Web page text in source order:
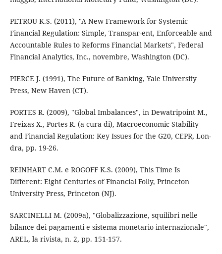
PETROU K.S. (2011), "A New Framework for Systemic
Financial Regulation: Simple, Transpar-ent, Enforceable and
Accountable Rules to Reforms Financial Markets", Federal
Financial Analytics, Inc., novembre, Washington (DC).
PIERCE J. (1991), The Future of Banking, Yale University
Press, New Haven (CT).
PORTES R. (2009), "Global Imbalances", in Dewatripoint M.,
Freixas X., Portes R. (a cura di), Macroeconomic Stability
and Financial Regulation: Key Issues for the G20, CEPR, Lon-
dra, pp. 19-26.
REINHART C.M. e ROGOFF K.S. (2009), This Time Is
Different: Eight Centuries of Financial Folly, Princeton
University Press, Princeton (NJ).
SARCINELLI M. (2009a), "Globalizzazione, squilibri nelle
bilance dei pagamenti e sistema monetario internazionale",
AREL, la rivista, n. 2, pp. 151-157.